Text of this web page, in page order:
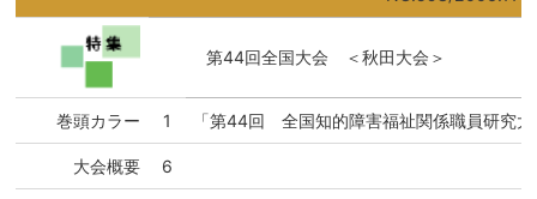
第44回全国大会 ＜秋田大会＞
巻頭カラー 1 「第44回 全国知的障害福祉関係職員研究
大会概要 6